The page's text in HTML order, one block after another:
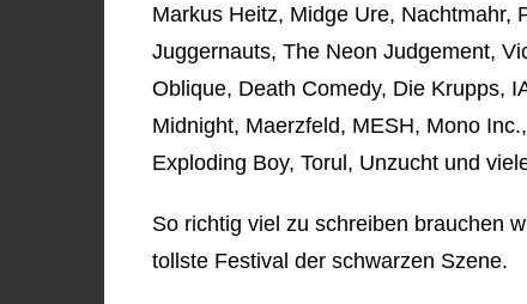
Markus Heitz, Midge Ure, Nachtmahr,
Juggernauts, The Neon Judgement,
Oblique, Death Comedy, Die Krupps,
Midnight, Maerzfeld, MESH, Mono
Exploding Boy, Torul, Unzucht und
So richtig viel zu schreiben brauchen
tollste Festival der schwarzen Szene.